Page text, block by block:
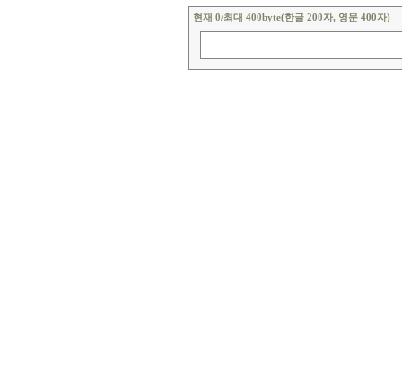
현재 0/최대 400byte(한글 200자, 영문 400자)